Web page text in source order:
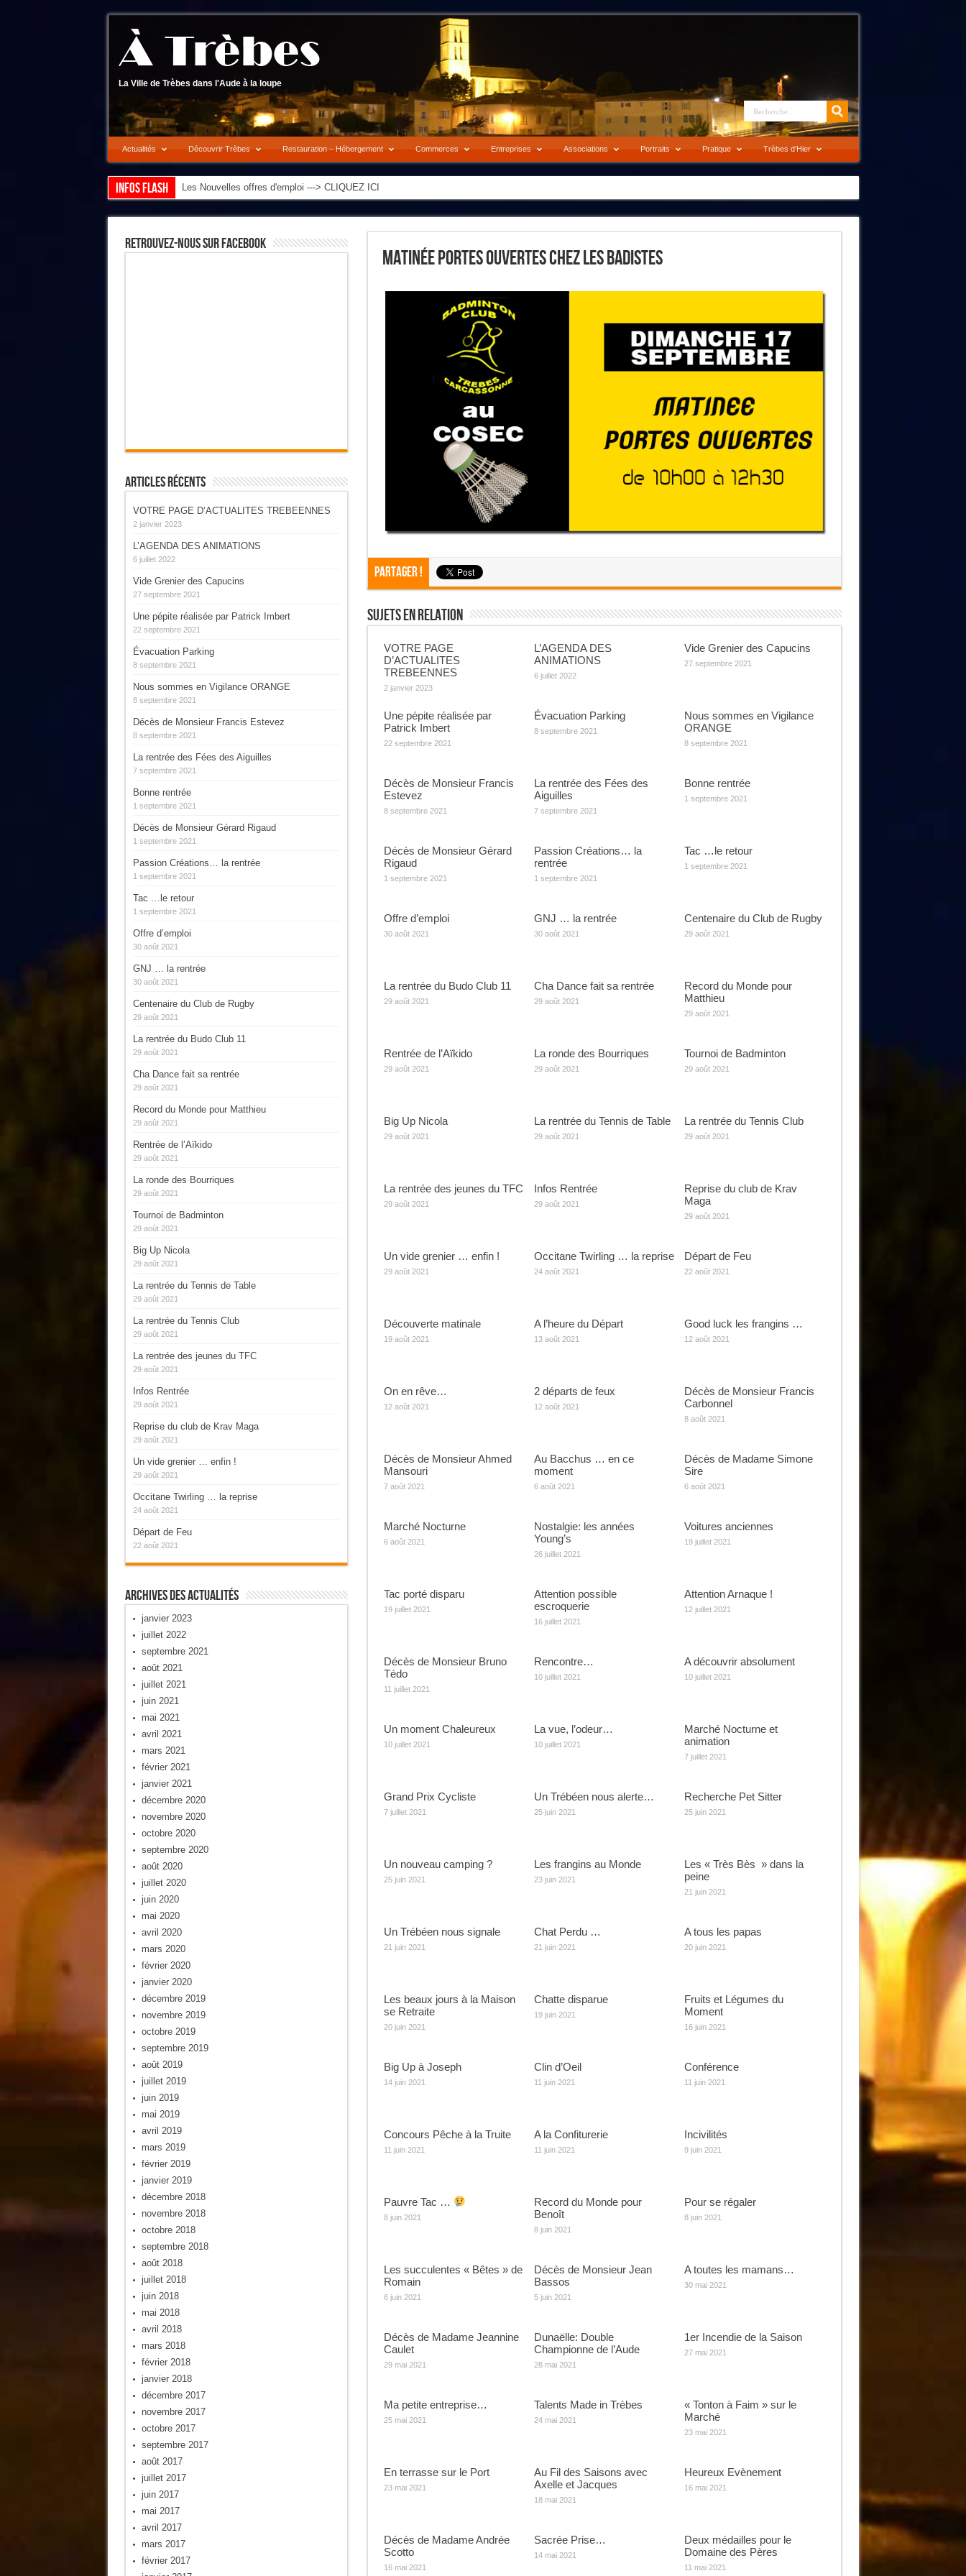
La Ville de Trèbes dans l'Aude à la loupe
Actualités Découvrir Trèbes Restauration – Hébergement Commerces Entreprises Associations Portraits Pratique Trèbes d’Hier
Infos flash Les Nouvelles offres d'emploi ---> CLIQUEZ ICI
Matinée Portes Ouvertes Chez Les Badistes
Partager !
Sujets En Relation
VOTRE PAGE
D’ACTUALITES
TREBEENNES
2 janvier 2023
L’AGENDA DES
ANIMATIONS
6 juillet 2022
Vide Grenier des Capucins
27 septembre 2021
Une pépite réalisée par
Patrick Imbert
22 septembre 2021
Évacuation Parking
8 septembre 2021
Nous sommes en Vigilance
ORANGE
8 septembre 2021
Décès de Monsieur Francis
Estevez
8 septembre 2021
La rentrée des Fées des
Aiguilles
7 septembre 2021
Bonne rentrée
1 septembre 2021
Décès de Monsieur Gérard
Rigaud
1 septembre 2021
Passion Créations… la
rentrée
1 septembre 2021
Tac …le retour
1 septembre 2021
Offre d’emploi
30 août 2021
GNJ … la rentrée
30 août 2021
Centenaire du Club de Rugby
29 août 2021
La rentrée du Budo Club 11
29 août 2021
Cha Dance fait sa rentrée
29 août 2021
Record du Monde pour
Matthieu
29 août 2021
Rentrée de l’Aïkido
29 août 2021
La ronde des Bourriques
29 août 2021
Tournoi de Badminton
29 août 2021
Big Up Nicola
29 août 2021
La rentrée du Tennis de Table
29 août 2021
La rentrée du Tennis Club
29 août 2021
La rentrée des jeunes du TFC
29 août 2021
Infos Rentrée
29 août 2021
Reprise du club de Krav
Maga
29 août 2021
Un vide grenier … enfin !
29 août 2021
Occitane Twirling … la reprise
24 août 2021
Départ de Feu
22 août 2021
Découverte matinale
19 août 2021
A l’heure du Départ
13 août 2021
Good luck les frangins …
12 août 2021
On en rêve…
12 août 2021
2 départs de feux
12 août 2021
Décès de Monsieur Francis
Carbonnel
8 août 2021
Décès de Monsieur Ahmed
Mansouri
7 août 2021
Au Bacchus … en ce
moment
6 août 2021
Décès de Madame Simone
Sire
6 août 2021
Marché Nocturne
6 août 2021
Nostalgie: les années
Young’s
26 juillet 2021
Voitures anciennes
19 juillet 2021
Tac porté disparu
19 juillet 2021
Attention possible
escroquerie
16 juillet 2021
Attention Arnaque !
12 juillet 2021
Décès de Monsieur Bruno
Tédo
11 juillet 2021
Rencontre…
10 juillet 2021
A découvrir absolument
10 juillet 2021
Un moment Chaleureux
10 juillet 2021
La vue, l’odeur…
10 juillet 2021
Marché Nocturne et
animation
7 juillet 2021
Grand Prix Cycliste
7 juillet 2021
Un Trébéen nous alerte…
25 juin 2021
Recherche Pet Sitter
25 juin 2021
Un nouveau camping ?
25 juin 2021
Les frangins au Monde
23 juin 2021
Les « Très Bès » dans la
peine
21 juin 2021
Un Trébéen nous signale
21 juin 2021
Chat Perdu …
21 juin 2021
A tous les papas
20 juin 2021
Les beaux jours à la Maison
se Retraite
20 juin 2021
Chatte disparue
19 juin 2021
Fruits et Légumes du
Moment
16 juin 2021
Big Up à Joseph
14 juin 2021
Clin d’Oeil
11 juin 2021
Conférence
11 juin 2021
Concours Pêche à la Truite
11 juin 2021
A la Confiturerie
11 juin 2021
Incivilités
9 juin 2021
Pauvre Tac …
8 juin 2021
Record du Monde pour
Benoît
8 juin 2021
Pour se régaler
8 juin 2021
Les succulentes « Bêtes » de
Romain
6 juin 2021
Décès de Monsieur Jean
Bassos
5 juin 2021
A toutes les mamans…
30 mai 2021
Décès de Madame Jeannine
Caulet
29 mai 2021
Dunaëlle: Double
Championne de l’Aude
28 mai 2021
1er Incendie de la Saison
27 mai 2021
Ma petite entreprise…
25 mai 2021
Talents Made in Trèbes
24 mai 2021
« Tonton à Faim » sur le
Marché
23 mai 2021
En terrasse sur le Port
23 mai 2021
Au Fil des Saisons avec
Axelle et Jacques
18 mai 2021
Heureux Evènement
16 mai 2021
Décès de Madame Andrée
Scotto
16 mai 2021
Sacrée Prise…
14 mai 2021
Deux médailles pour le
Domaine des Pères
11 mai 2021
Retrouvez-Nous Sur Facebook
Articles Récents
VOTRE PAGE D’ACTUALITES TREBEENNES
2 janvier 2023
L’AGENDA DES ANIMATIONS
6 juillet 2022
Vide Grenier des Capucins
27 septembre 2021
Une pépite réalisée par Patrick Imbert
22 septembre 2021
Évacuation Parking
8 septembre 2021
Nous sommes en Vigilance ORANGE
8 septembre 2021
Décès de Monsieur Francis Estevez
8 septembre 2021
La rentrée des Fées des Aiguilles
7 septembre 2021
Bonne rentrée
1 septembre 2021
Décès de Monsieur Gérard Rigaud
1 septembre 2021
Passion Créations… la rentrée
1 septembre 2021
Tac …le retour
1 septembre 2021
Offre d’emploi
30 août 2021
GNJ … la rentrée
30 août 2021
Centenaire du Club de Rugby
29 août 2021
La rentrée du Budo Club 11
29 août 2021
Cha Dance fait sa rentrée
29 août 2021
Record du Monde pour Matthieu
29 août 2021
Rentrée de l’Aïkido
29 août 2021
La ronde des Bourriques
29 août 2021
Tournoi de Badminton
29 août 2021
Big Up Nicola
29 août 2021
La rentrée du Tennis de Table
29 août 2021
La rentrée du Tennis Club
29 août 2021
La rentrée des jeunes du TFC
29 août 2021
Infos Rentrée
29 août 2021
Reprise du club de Krav Maga
29 août 2021
Un vide grenier … enfin !
29 août 2021
Occitane Twirling … la reprise
24 août 2021
Départ de Feu
22 août 2021
Archives Des Actualités
janvier 2023
juillet 2022
septembre 2021
août 2021
juillet 2021
juin 2021
mai 2021
avril 2021
mars 2021
février 2021
janvier 2021
décembre 2020
novembre 2020
octobre 2020
septembre 2020
août 2020
juillet 2020
juin 2020
mai 2020
avril 2020
mars 2020
février 2020
janvier 2020
décembre 2019
novembre 2019
octobre 2019
septembre 2019
août 2019
juillet 2019
juin 2019
mai 2019
avril 2019
mars 2019
février 2019
janvier 2019
décembre 2018
novembre 2018
octobre 2018
septembre 2018
août 2018
juillet 2018
juin 2018
mai 2018
avril 2018
mars 2018
février 2018
janvier 2018
décembre 2017
novembre 2017
octobre 2017
septembre 2017
août 2017
juillet 2017
juin 2017
mai 2017
avril 2017
mars 2017
février 2017